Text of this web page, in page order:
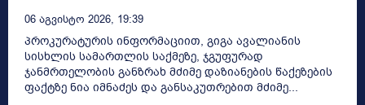
06 Აგვისტო 2026, 19:39
პროკურატურის ინფორმაციით, გიგა ავალიანის
სისხლის სამართლის საქმეზე, ჯგუფურად
ჯანმრთელობის განზრახ მძიმე დაზიანების წაქეზების
ფაქტზე ნია იმნაძეს და განსაკუთრებით მძიმე...